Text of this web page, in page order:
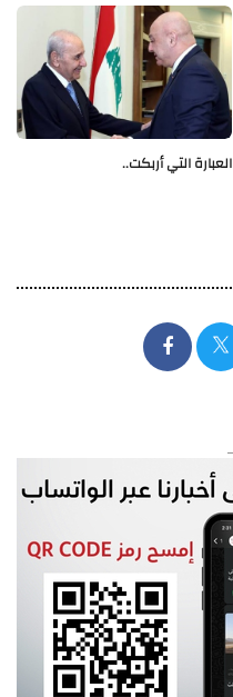
العبارة التي أربكت..